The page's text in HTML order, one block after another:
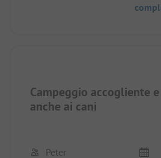
Campeggio accogliente
anche ai cani
Peter